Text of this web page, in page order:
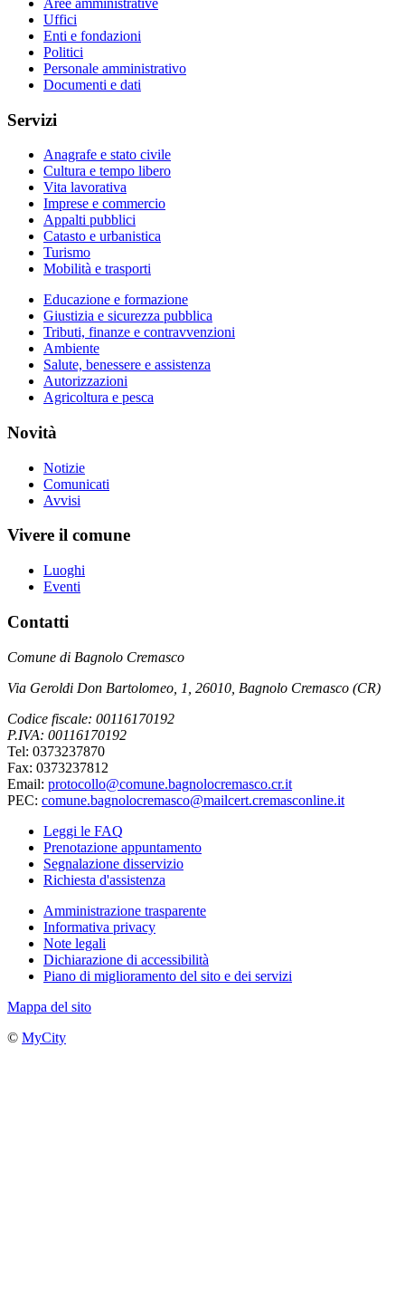
Uffici
Enti e fondazioni
Politici
Personale amministrativo
Documenti e dati
Servizi
Anagrafe e stato civile
Cultura e tempo libero
Vita lavorativa
Imprese e commercio
Appalti pubblici
Catasto e urbanistica
Turismo
Mobilità e trasporti
Educazione e formazione
Giustizia e sicurezza pubblica
Tributi, finanze e contravvenzioni
Ambiente
Salute, benessere e assistenza
Autorizzazioni
Agricoltura e pesca
Novità
Notizie
Comunicati
Avvisi
Vivere il comune
Luoghi
Eventi
Contatti
Comune di Bagnolo Cremasco
Via Geroldi Don Bartolomeo, 1, 26010, Bagnolo Cremasco (CR)
Codice fiscale: 00116170192
P.IVA: 00116170192
Tel: 0373237870
Fax: 0373237812
Email: protocollo@comune.bagnolocremasco.cr.it
PEC: comune.bagnolocremasco@mailcert.cremasconline.it
Leggi le FAQ
Prenotazione appuntamento
Segnalazione disservizio
Richiesta d'assistenza
Amministrazione trasparente
Informativa privacy
Note legali
Dichiarazione di accessibilità
Piano di miglioramento del sito e dei servizi
Mappa del sito
© MyCity